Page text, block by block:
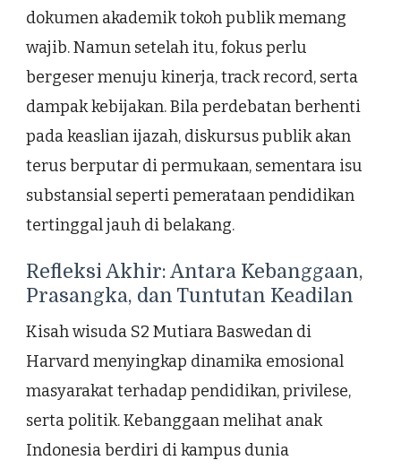
dokumen akademik tokoh publik memang
wajib. Namun setelah itu, fokus perlu
bergeser menuju kinerja, track record, serta
dampak kebijakan. Bila perdebatan berhenti
pada keaslian ijazah, diskursus publik akan
terus berputar di permukaan, sementara isu
substansial seperti pemerataan pendidikan
tertinggal jauh di belakang.
Refleksi Akhir: Antara Kebanggaan,
Prasangka, dan Tuntutan Keadilan
Kisah wisuda S2 Mutiara Baswedan di
Harvard menyingkap dinamika emosional
masyarakat terhadap pendidikan, privilese,
serta politik. Kebanggaan melihat anak
Indonesia berdiri di kampus dunia